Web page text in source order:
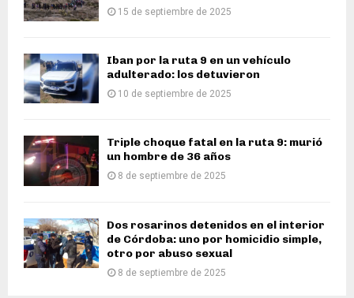
15 de septiembre de 2025
Iban por la ruta 9 en un vehículo
adulterado: los detuvieron
10 de septiembre de 2025
Triple choque fatal en la ruta 9: murió
un hombre de 36 años
8 de septiembre de 2025
Dos rosarinos detenidos en el interior
de Córdoba: uno por homicidio simple,
otro por abuso sexual
8 de septiembre de 2025